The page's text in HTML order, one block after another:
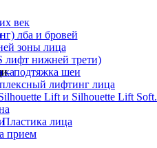
век
лба и бровей
зоны лица
лифт нижней трети)
– подтяжка шеи
лифтинг лица
Lift и Silhouette Lift Soft.
лица
прием